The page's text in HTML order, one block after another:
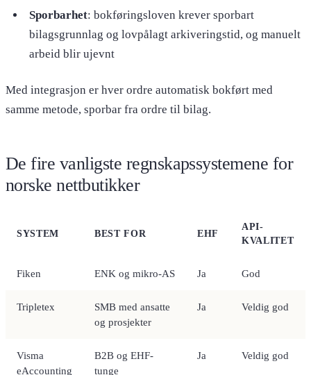
Sporbarhet: bokføringsloven krever sporbart
bilagsgrunnlag og lovpålagt arkiveringstid, og manuelt
arbeid blir ujevnt
Med integrasjon er hver ordre automatisk bokført med
samme metode, sporbar fra ordre til bilag.
De fire vanligste regnskapssystemene for
norske nettbutikker
SYSTEM BEST FOR EHF
API-
KVALITET
Fiken ENK og mikro-AS Ja God
Tripletex
SMB med ansatte
og prosjekter
Ja Veldig god
Visma
eAccounting
B2B og EHF-
tunge
Ja Veldig god